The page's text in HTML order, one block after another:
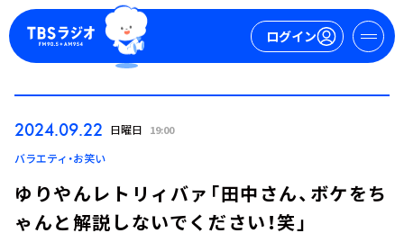
ログイン
ログイン
2024.09.22 日曜日 19:00
バラエティ・お笑い
ゆりやんレトリィバァ「田中さん、ボケをち
ゃんと解説しないでください！笑」